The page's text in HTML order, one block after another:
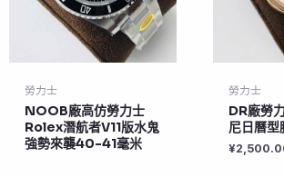
勞力士
NOOB廠高仿勞力士
Rolex潛航者V11版水鬼
強勢來襲40-41毫米
勞力士
DR廠勞
尼日曆
¥